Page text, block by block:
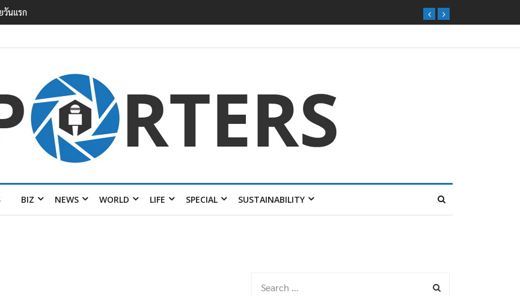
ด้ 2.3 หมื่นล้านยูโร คว้าไลเซนส์ ‘กุชชี่’ 50 ปี พร้อมส่ง 4 แบรนด์ใหม่บุกตลาดไทย
BIZ NEWS WORLD LIFE SPECIAL SUSTAINABILITY